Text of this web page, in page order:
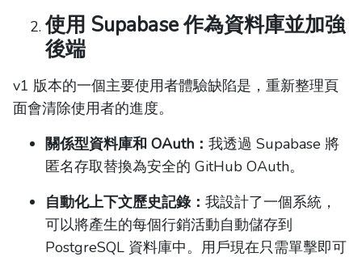
使用 Supabase 作為資料庫並加強
後端
v1 版本的一個主要使用者體驗缺陷是，重新整理頁
面會清除使用者的進度。
關係型資料庫和 OAuth： 我透過 Supabase 將
匿名存取替換為安全的 GitHub OAuth。
自動化上下文歷史記錄： 我設計了一個系統，
可以將產生的每個行銷活動自動儲存到
PostgreSQL 資料庫中。用戶現在只需單擊即可